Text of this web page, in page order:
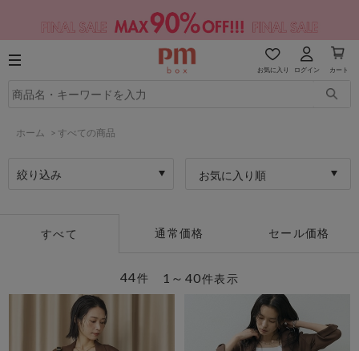
お気に入り ログイン カート
ホーム > すべての商品
絞り込み お気に入り順
すべて 通常価格 セール価格
1～40件表示
44件